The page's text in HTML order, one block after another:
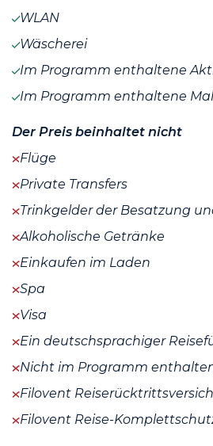
WLAN
Wäscherei
Im Programm enthaltene
Im Programm enthaltene
Der Preis beinhaltet nicht
Flüge
Private Transfers
Trinkgelder der Besatzung
Alkoholische Getränke
Einkaufen im Laden
Spa
Visa
Ein deutschsprachiger
Nicht im Programm
Filovent
Filovent Reise-